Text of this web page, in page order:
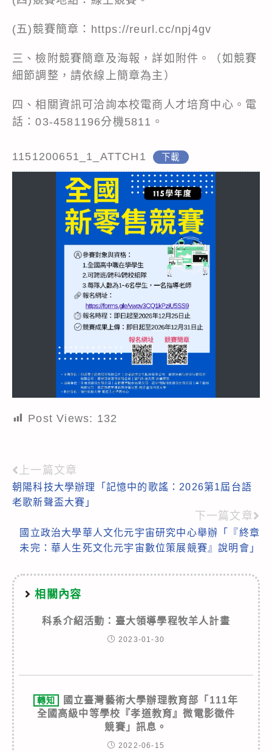
(五)競賽簡章：https://reurl.cc/npj4gv
三、檢附競賽簡章及海報，詳如附件。（如競賽
細節調整，請依線上簡章為主）
四、相關資訊可洽詢本校電商人才培育中心。電
話：03-4581196分機5811。
1151200651_1_ATTCH1 下載
Post Views: 132
Read
more
上一篇文章
朝陽科技大學辦理「記憶中的歌謠：2026第1屆台語
老歌新聲盃大賽」
下一篇文章
國立政治大學華人文化元宇宙研究中心舉辦「『終章
未完：華人生死文化元宇宙數位策展競賽』說明會」
相關內容
科系介紹活動：臺大領導學程牧羊人計畫
2023-01-30
轉知
國立臺灣藝術大學辦理教育部「111年
全國高級中等學校『孝道教育』微電影徵件
競賽」訊息。
2022-06-15